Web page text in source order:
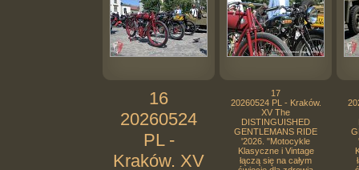
16
20260524
PL -
Kraków. XV
17
20260524 PL - Kraków.
XV The
DISTINGUISHED
GENTLEMANS RIDE
'2026. "Motocykle
Klasyczne i Vintage
łączą się na całym